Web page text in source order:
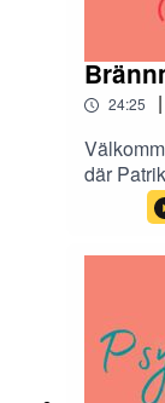
24:25 |
där
de tolv
stigma
bild. I